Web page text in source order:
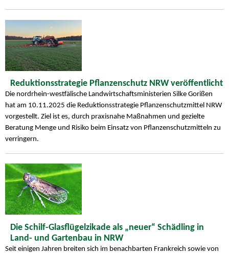
Reduktionsstrategie Pflanzenschutz NRW veröffentlicht
Die nordrhein-westfälische Landwirtschaftsministerien Silke Gorißen
hat am 10.11.2025 die Reduktionsstrategie Pflanzenschutzmittel NRW
vorgestellt. Ziel ist es, durch praxisnahe Maßnahmen und gezielte
Beratung Menge und Risiko beim Einsatz von Pflanzenschutzmitteln zu
verringern.
Die Schilf-Glasflügelzikade als „neuer“ Schädling in
Land- und Gartenbau in NRW
Seit einigen Jahren breiten sich im benachbarten Frankreich sowie von